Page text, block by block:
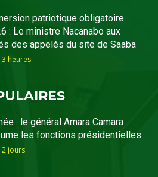
patriotique obligatoire
: Le ministre Nacanabo aux
des appelés du site de Saaba
3 heures
: le général Amara Camara
les fonctions présidentielles
2 jours